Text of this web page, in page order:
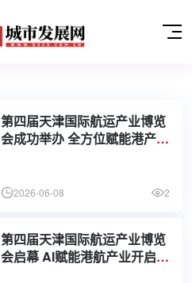
第四届天津国际航运产业博览
会成功举办 全方位赋能港产城
2026-06-08 2
第四届天津国际航运产业博览
会启幕 AI赋能港航产业开启数